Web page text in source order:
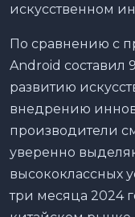
искусственном
По сравнению с
Android составил
развитию
внедрению
производители
уверенно
высококлассных
три месяца 2024